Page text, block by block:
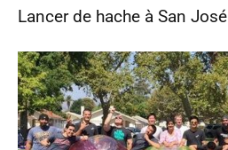
Lancer de hache à San José